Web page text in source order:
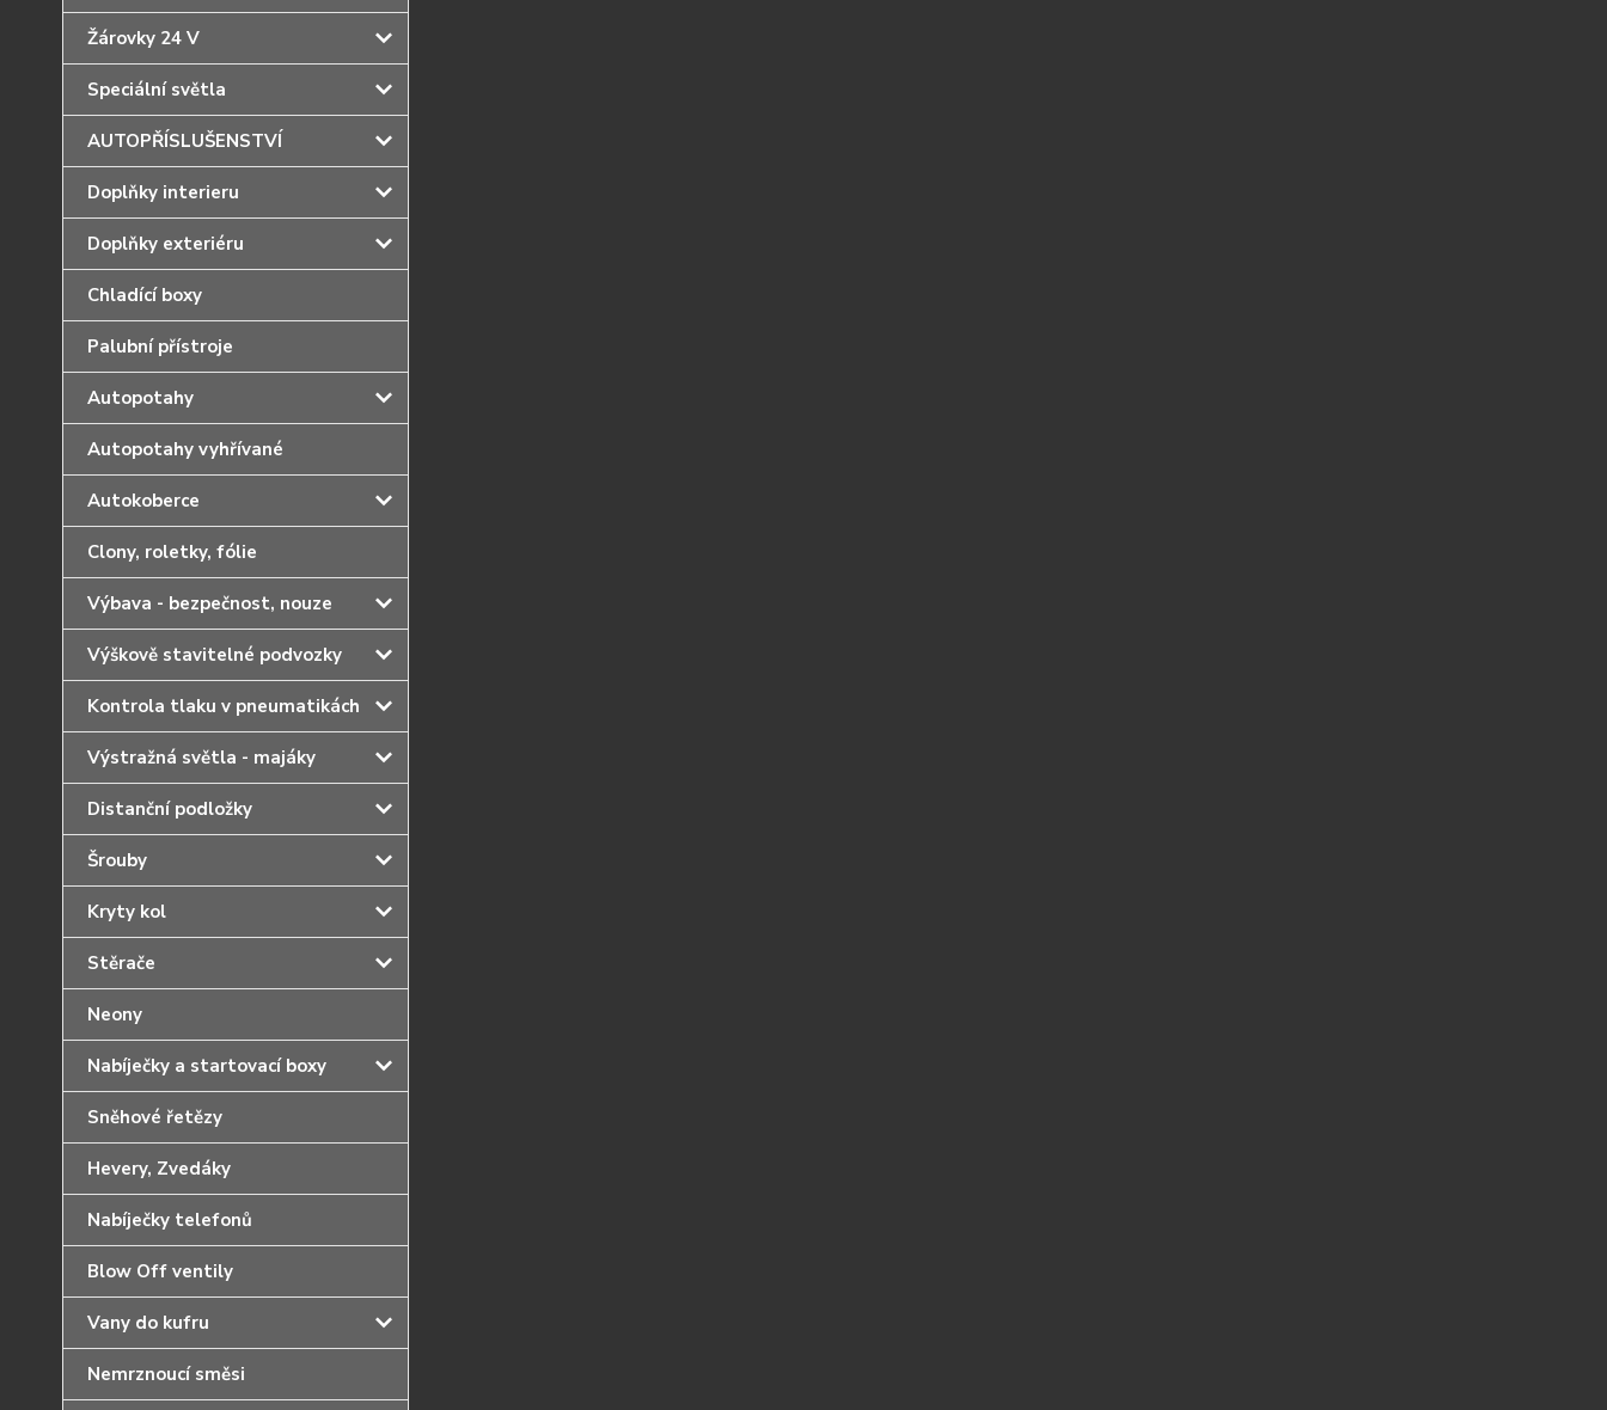
Žárovky 24 V
Speciální světla
AUTOPŘÍSLUŠENSTVÍ
Doplňky interieru
Doplňky exteriéru
Chladící boxy
Palubní přístroje
Autopotahy
Autopotahy vyhřívané
Autokoberce
Clony, roletky, fólie
Výbava - bezpečnost, nouze
Výškově stavitelné podvozky
Kontrola tlaku v pneumatikách
Výstražná světla - majáky
Distanční podložky
Šrouby
Kryty kol
Stěrače
Neony
Nabíječky a startovací boxy
Sněhové řetězy
Hevery, Zvedáky
Nabíječky telefonů
Blow Off ventily
Vany do kufru
Nemrznoucí směsi